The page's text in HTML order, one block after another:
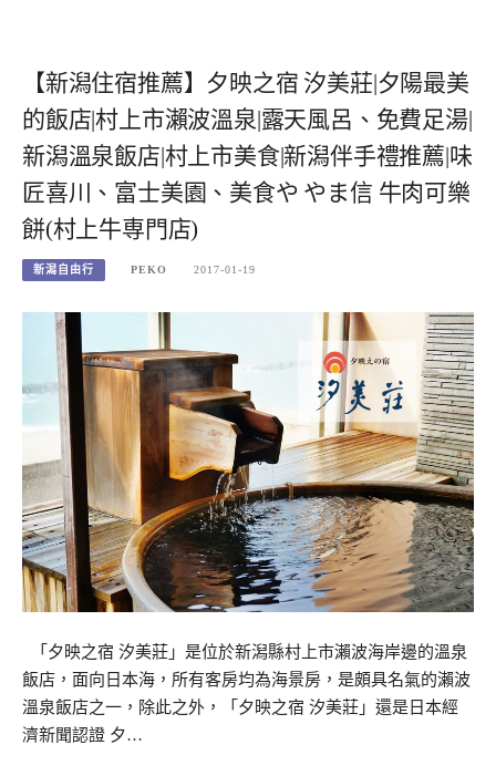
【新潟住宿推薦】夕映之宿 汐美莊|夕陽最美
的飯店|村上市瀨波溫泉|露天風呂、免費足湯|
新潟溫泉飯店|村上市美食|新潟伴手禮推薦|味
匠喜川、富士美園、美食や やま信 牛肉可樂
餅(村上牛専門店)
新潟自由行 PEKO 2017-01-19
「夕映之宿 汐美莊」是位於新潟縣村上市瀨波海岸邊的溫泉
飯店，面向日本海，所有客房均為海景房，是頗具名氣的瀨波
溫泉飯店之一，除此之外，「夕映之宿 汐美莊」還是日本經
濟新聞認證 夕…